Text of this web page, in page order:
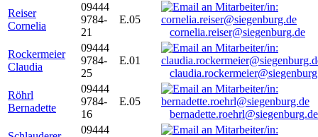
Reiser
Cornelia
09444
9784-
21
E.05
cornelia.reiser@siegenburg.de
Rockermeier
Claudia
09444
9784-
25
E.01
Röhrl
Bernadette
09444
9784-
16
E.05
bernadette.roehrl@siegenburg.de
09444